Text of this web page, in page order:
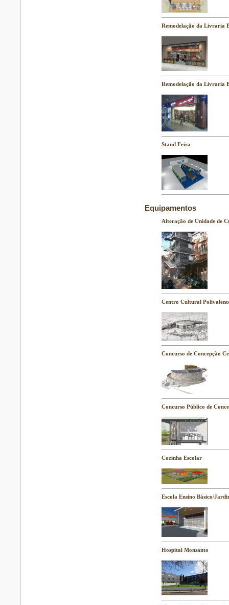
Remodelação da Livraria
Remodelação da Livraria
Stand Feira
Equipamentos
Alteração de Unidade de
Centro Cultural
Concurso de Concepção
Concurso Público de
Cozinha Escolar
Escola Ensino Básico/
Hospital Monsanto